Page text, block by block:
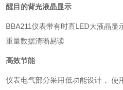
醒目的背光液晶显示
BBA211仪表带有时直LED大液晶显
重量数据清晰易读
高效节能
仪表电气部分采用低功能设计， 使